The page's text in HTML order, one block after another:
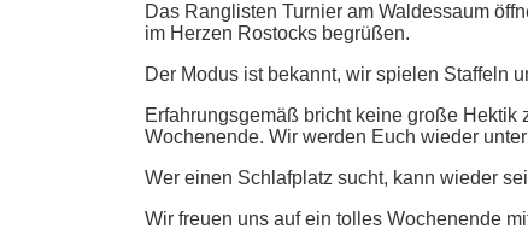
Das Ranglisten Turnier am Waldessaum
im Herzen Rostocks begrüßen.
Der Modus ist bekannt, wir spielen Staffeln
Erfahrungsgemäß bricht keine große
Wochenende. Wir werden Euch wieder
Wer einen Schlafplatz sucht, kann wieder
Wir freuen uns auf ein tolles Wochenende